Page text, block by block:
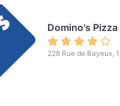
Domino's Pizza
228 Rue de Bayeux,